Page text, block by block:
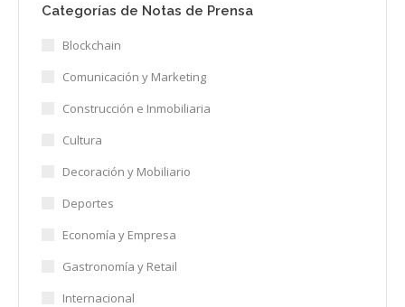
Categorías de Notas de Prensa
Blockchain
Comunicación y Marketing
Construcción e Inmobiliaria
Cultura
Decoración y Mobiliario
Deportes
Economía y Empresa
Gastronomía y Retail
Internacional